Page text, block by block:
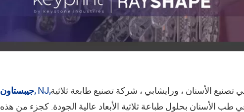
جيبستاون, NJ,تصنيع الأسنان ، ورايشابي ، شركة تصنيع طابعة ثلاثية
طب الأسنان بحلول طباعة ثلاثية الأبعاد عالية الجودة. كجزء من هذه